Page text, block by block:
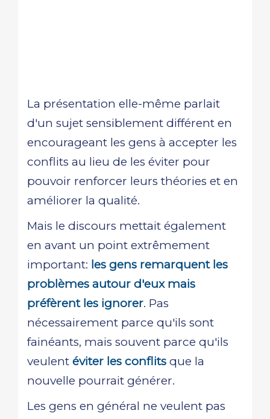
La présentation elle-même parlait
d'un sujet sensiblement différent en
encourageant les gens à accepter les
conflits au lieu de les éviter pour
pouvoir renforcer leurs théories et en
améliorer la qualité.
Mais le discours mettait également
en avant un point extrêmement
important: les gens remarquent les
problèmes autour d'eux mais
préfèrent les ignorer. Pas
nécessairement parce qu'ils sont
fainéants, mais souvent parce qu'ils
veulent éviter les conflits que la
nouvelle pourrait générer.
Les gens en général ne veulent pas